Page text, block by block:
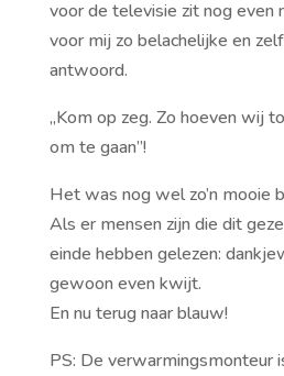
voor de televisie zit nog even
voor mij zo belachelijke en
antwoord.
,,Kom op zeg. Zo hoeven wij
om te gaan”!
Het was nog wel zo’n mooie
Als er mensen zijn die dit
einde hebben gelezen:
gewoon even kwijt.
En nu terug naar blauw!
PS: De verwarmingsmonteur